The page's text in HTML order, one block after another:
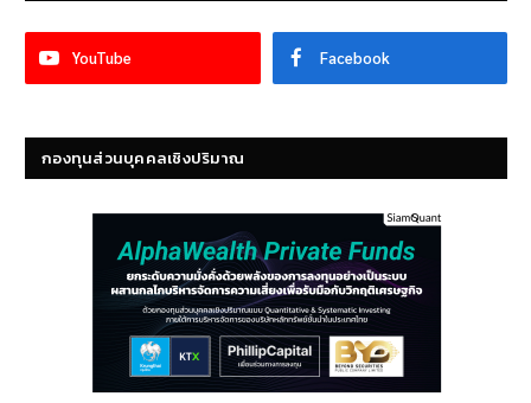
YouTube Facebook
กองทุนส่วนบุคคลเชิงปริมาณ